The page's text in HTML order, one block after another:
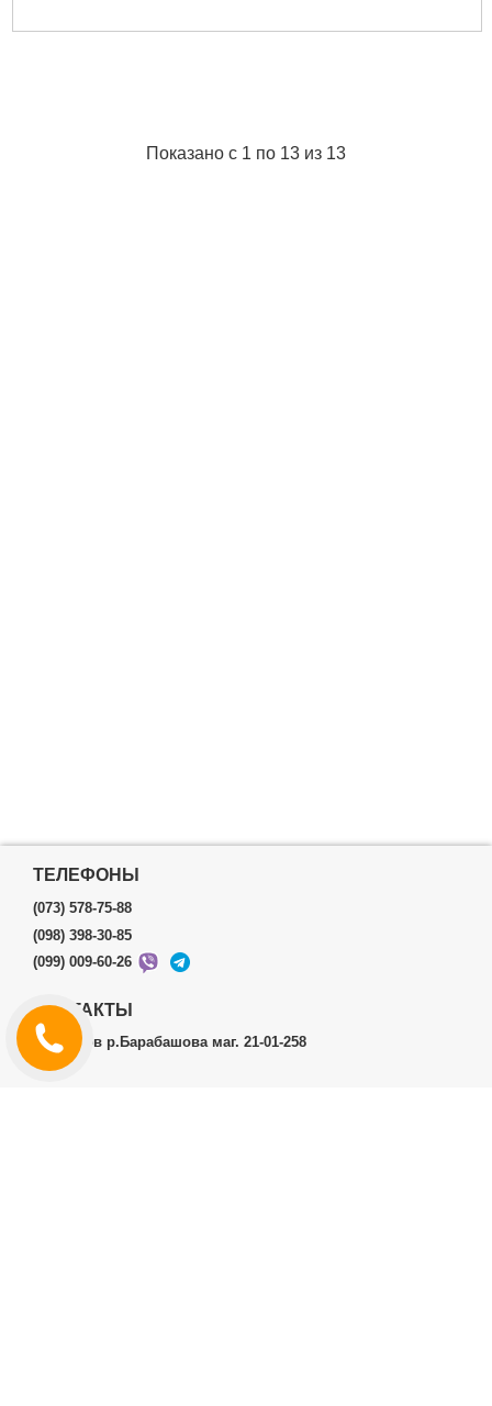
Показано с 1 по 13 из 13
ТЕЛЕФОНЫ
(073) 578-75-88
(098) 398-30-85
(099) 009-60-26
КОНТАКТЫ
г.Харьков р.Барабашова маг. 21-01-258